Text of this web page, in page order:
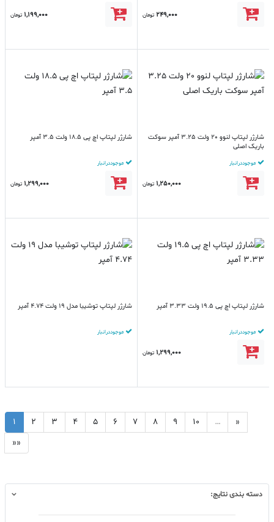
249,000 تومان 1,199,000 تومان
شارژر لپتاپ لنوو 20 ولت 3.25 آمپر سوکت
باریک اصلی
موجود در انبار
1,250,000 تومان
شارژر لپتاپ اچ پی 18.5 ولت 3.5 آمپر
موجود در انبار
1,299,000 تومان
شارژر لپتاپ اچ پی 19.5 ولت 3.33 آمپر
موجود در انبار
1,299,000 تومان
شارژر لپتاپ توشیبا مدل 19 ولت 4.74 آمپر
موجود در انبار
3 4 5 7 8 10 …
»»
دسته بندی نتایج: